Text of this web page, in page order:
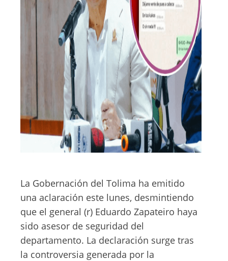
La Gobernación del Tolima ha emitido
una aclaración este lunes, desmintiendo
que el general (r) Eduardo Zapateiro haya
sido asesor de seguridad del
departamento. La declaración surge tras
la controversia generada por la